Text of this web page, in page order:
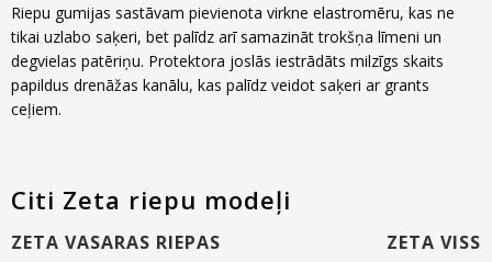
Riepu gumijas sastāvam pievienota virkne elastromēru, kas ne
tikai uzlabo saķeri, bet palīdz arī samazināt trokšņa līmeni un
degvielas patēriņu. Protektora joslās iestrādāts milzīgs skaits
papildus drenāžas kanālu, kas palīdz veidot saķeri ar grants
ceļiem.
Citi Zeta riepu modeļi
ZETA VASARAS RIEPAS ZETA